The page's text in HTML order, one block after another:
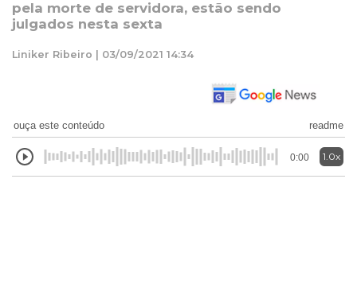
pela morte de servidora, estão sendo
julgados nesta sexta
Liniker Ribeiro | 03/09/2021 14:34
ouça este conteúdo readme
0:00 1.0x